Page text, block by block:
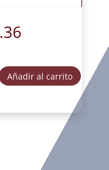
Añadir al carrito